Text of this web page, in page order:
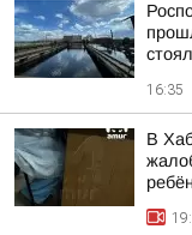
16:35
В